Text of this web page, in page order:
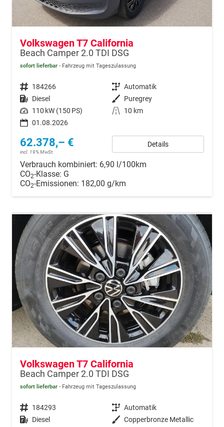
Volkswagen T7 California
Beach Camper 2.0 TDI DSG
sofort lieferbar Fahrzeug mit Tageszulassung
Fahrzeugnr. 184266 Getriebe Automatik
Kraftstoff Diesel Außenfarbe Puregrey
Leistung 110 kW (150 PS) Kilometerstand
10 km
01.08.2026
62.378,– €
incl. 19% MwSt.
Details
Verbrauch kombiniert: 6,90 l/100km
CO2-Klasse: G
CO2-Emissionen: 182,00 g/km
Volkswagen T7 California
Beach Camper 2.0 TDI DSG
sofort lieferbar Fahrzeug mit Tageszulassung
Fahrzeugnr. 184293 Getriebe Automatik
Kraftstoff Diesel Außenfarbe Copperbronze Metallic